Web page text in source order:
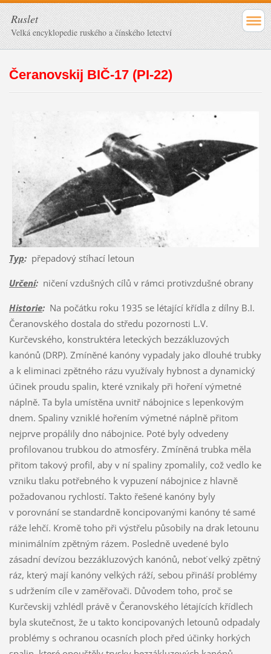
Ruslet
Velká encyklopedie ruského a čínského letectví
Čeranovskij BIČ-17 (PI-22)
Typ:přepadový stíhací letoun
Určení:ničení vzdušných cílů v rámci protivzdušné obrany
Historie:Na počátku roku 1935 se létající křídla z dílny B.I.
Čeranovského dostala do středu pozornosti L.V.
Kurčevského, konstruktéra leteckých bezzákluzových
kanónů (DRP). Zmíněné kanóny vypadaly jako dlouhé trubky
a k eliminaci zpětného rázu využívaly hybnost a dynamický
účinek proudu spalin, které vznikaly při hoření výmetné
náplně. Ta byla umístěna uvnitř nábojnice s lepenkovým
dnem. Spaliny vzniklé hořením výmetné náplně přitom
nejprve propálily dno nábojnice. Poté byly odvedeny
profilovanou trubkou do atmosféry. Zmíněná trubka měla
přitom takový profil, aby v ní spaliny zpomalily, což vedlo ke
vzniku tlaku potřebného k vypuzení nábojnice z hlavně
požadovanou rychlostí. Takto řešené kanóny byly
v porovnání se standardně koncipovanými kanóny té samé
ráže lehčí. Kromě toho při výstřelu působily na drak letounu
minimálním zpětným rázem. Posledně uvedené bylo
zásadní devízou bezzákluzových kanónů, neboť velký zpětný
ráz, který mají kanóny velkých ráží, sebou přináší problémy
s udržením cíle v zaměřovači. Důvodem toho, proč se
Kurčevskij vzhlédl právě v Čeranovského létajících křídlech
byla skutečnost, že u takto koncipovaných letounů odpadaly
problémy s ochranou ocasních ploch před účinky horkých